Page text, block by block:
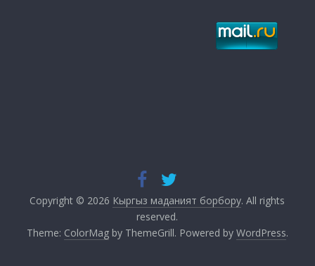
Copyright © 2026 Кыргыз маданият борбору. All rights
reserved.
Theme: ColorMagby ThemeGrill. Powered by WordPress.